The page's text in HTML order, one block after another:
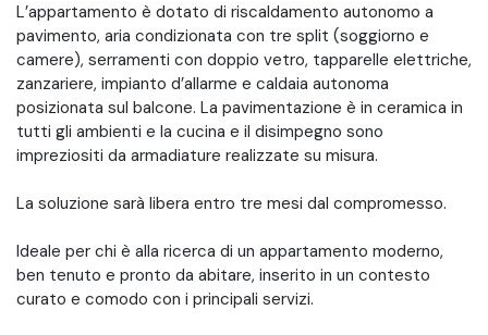
L’appartamento è dotato di riscaldamento autonomo a
pavimento, aria condizionata con tre split (soggiorno e
camere), serramenti con doppio vetro, tapparelle elettriche,
zanzariere, impianto d’allarme e caldaia autonoma
posizionata sul balcone. La pavimentazione è in ceramica in
tutti gli ambienti e la cucina e il disimpegno sono
impreziositi da armadiature realizzate su misura.
La soluzione sarà libera entro tre mesi dal compromesso.
Ideale per chi è alla ricerca di un appartamento moderno,
ben tenuto e pronto da abitare, inserito in un contesto
curato e comodo con i principali servizi.